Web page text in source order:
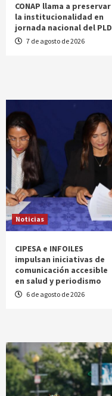
CONAP llama a preservar
la institucionalidad en
jornada nacional del PLD
7 de agosto de 2026
Noticias
CIPESA e INFOILES
impulsan iniciativas de
comunicación accesible
en salud y periodismo
6 de agosto de 2026